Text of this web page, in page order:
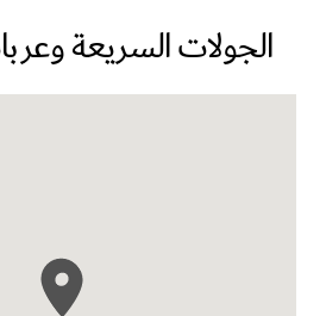
الجولات السريعة